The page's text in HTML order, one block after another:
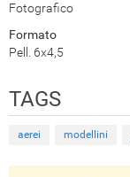
Fotografico
Formato
Pell. 6x4,5
TAGS
aerei modellini